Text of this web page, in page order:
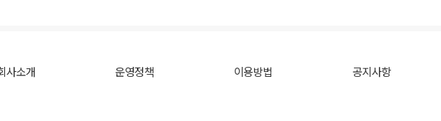
사소개 운영정책 이용방법 공지사항